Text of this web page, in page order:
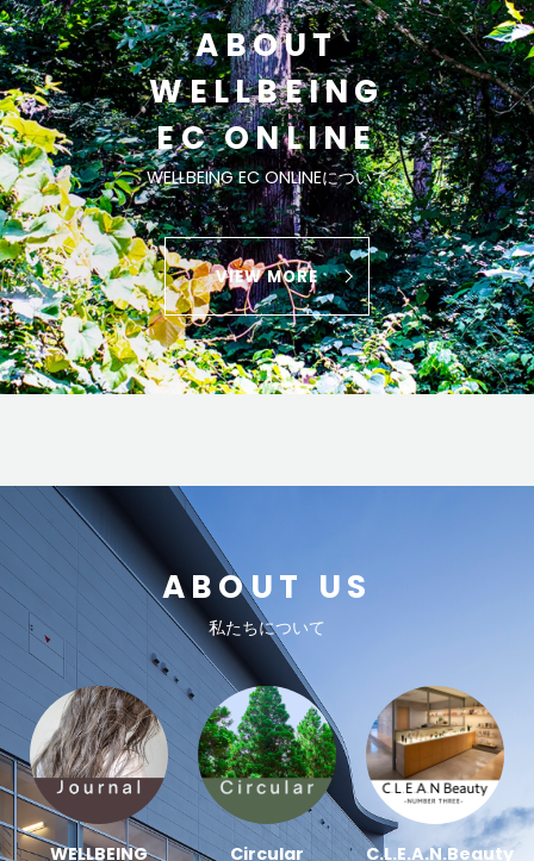
ABOUT
WELLBEING
EC ONLINE
WELLBEING EC ONLINEについて
VIEW MORE
ABOUT US
私たちについて
WELLBEING
Circular
C.L.E.A.N.Beauty